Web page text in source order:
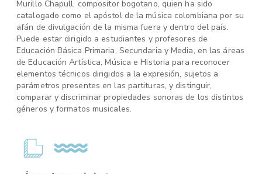
Murillo Chapull, compositor bogotano, quien ha sido
catalogado como el apóstol de la música colombiana por su
afán de divulgación de la misma fuera y dentro del país.
Puede estar dirigido a estudiantes y profesores de
Educación Básica Primaria, Secundaria y Media, en las áreas
de Educación Artística, Música e Historia para reconocer
elementos técnicos dirigidos a la expresión, sujetos a
parámetros presentes en las partituras, y distinguir,
comparar y discriminar propiedades sonoras de los distintos
géneros y formatos musicales.